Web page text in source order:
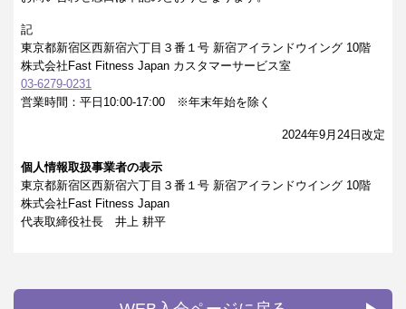
記
東京都新宿区西新宿六丁目３番１号 新宿アイランドウイング 10階
株式会社Fast Fitness Japan カスタマーサービス室
03-6279-0231
営業時間：平日10:00-17:00 ※年末年始を除く
2024年9月24日改定
個人情報取扱事業者の表示
東京都新宿区西新宿六丁目３番１号 新宿アイランドウイング 10階
株式会社Fast Fitness Japan
代表取締役社長 井上 耕平